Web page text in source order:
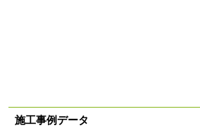
施工事例データ